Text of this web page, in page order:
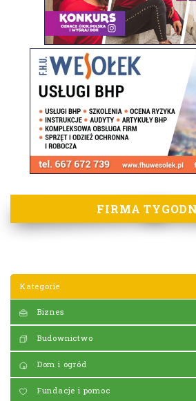
FIRMA
Kategorie
Biznes
Budownictwo
Dom i ogród
Fundacje i pomoc